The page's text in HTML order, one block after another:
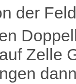
der
Zelle